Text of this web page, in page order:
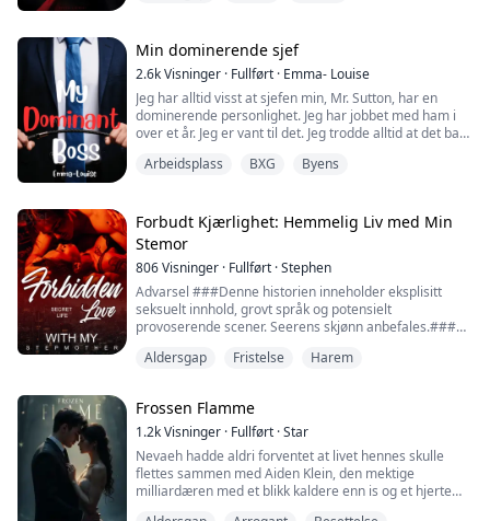
skyller gjennom meg, en bølge av...
Min dominerende sjef
2.6kVisninger · Fullført · Emma- Louise
Jeg har alltid visst at sjefen min, Mr. Sutton, har en
dominerende personlighet. Jeg har jobbet med ham i
over et år. Jeg er vant til det. Jeg trodde alltid at det bare
jeg lærte snart at det er mer enn det.
arbeidsforhold. Han sjefet rundt, og jeg lyttet. Men alt
dette er i ferd med å endre seg....
Arbeidsplass BXG Byens
Forbudt Kjærlighet: Hemmelig Liv med Min
Stemor
806Visninger · Fullført ·Stephen
Advarsel ###Denne historien inneholder eksplisitt
seksuelt innhold, grovt språk og potensielt
provoserende scener. Seerens skjønn anbefales.###
topphemmelig oppdrag midt i krigens kaos, et oppdrag
mottar Benjamin en telefon hjemmefra—faren hans
har dødd...
Aldersgap Fristelse Harem
Frossen Flamme
1.2kVisninger · Fullført ·Star
Nevaeh hadde aldri forventet at livet hennes skulle
flettes sammen med Aiden Klein, den mektige
milliardæren med et blikk kaldere enn is og et hjerte